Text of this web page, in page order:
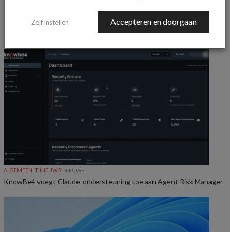
MEER ALGEMEEN IT NIEUWS NIEUWS
ALGEMEEN IT NIEUWS NIEUWS
KnowBe4 voegt Claude-ondersteuning toe aan Agent Risk Manager
Zelf instellen Accepteren en doorgaan